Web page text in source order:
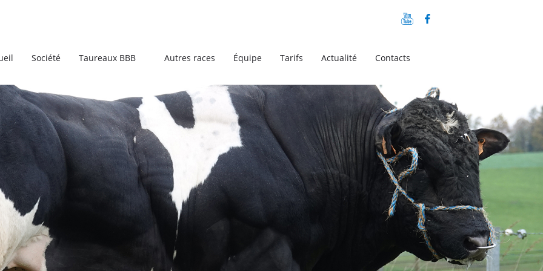
Société Taureaux BBB Autres races Équipe Tarifs Actualité Contacts